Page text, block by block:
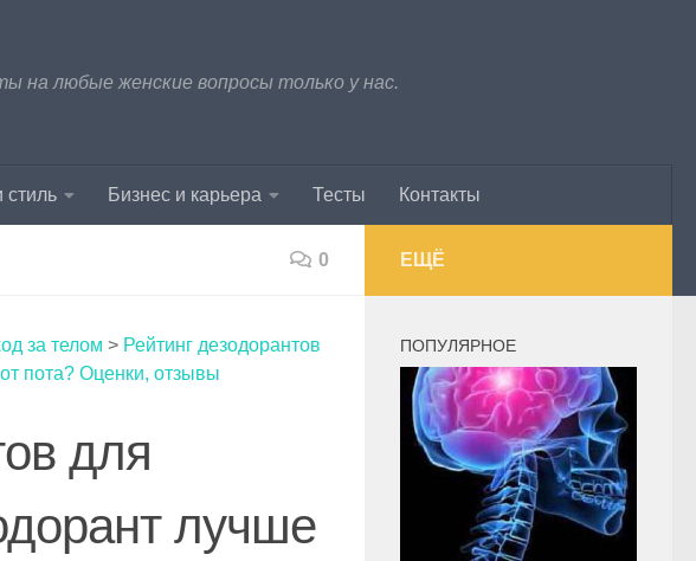
на любые женские вопросы только у нас.
стиль Бизнес и карьера Тесты Контакты
0
за телом > Рейтинг дезодорантов
пота? Оценки, отзывы
для
лучше
ЕЩЁ
ПОПУЛЯРНОЕ